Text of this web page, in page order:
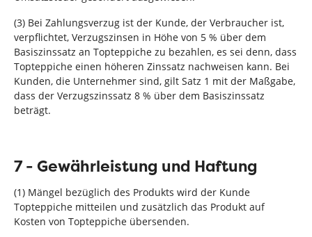
(3) Bei Zahlungsverzug ist der Kunde, der Verbraucher ist,
verpflichtet, Verzugszinsen in Höhe von 5 % über dem
Basiszinssatz an Topteppiche zu bezahlen, es sei denn, dass
Topteppiche einen höheren Zinssatz nachweisen kann. Bei
Kunden, die Unternehmer sind, gilt Satz 1 mit der Maßgabe,
dass der Verzugszinssatz 8 % über dem Basiszinssatz
beträgt.
7 - Gewährleistung und Haftung
(1) Mängel bezüglich des Produkts wird der Kunde
Topteppiche mitteilen und zusätzlich das Produkt auf
Kosten von Topteppiche übersenden.